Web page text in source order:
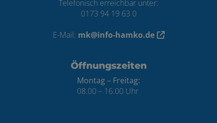
Telefonisch erreichbar unter:
0173 94 19 63 0
E-Mail: mk@info-hamko.de
Öffnungszeiten
Montag – Freitag:
08.00 – 16.00 Uhr